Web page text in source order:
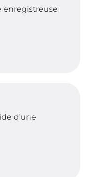
enregistreuse
d’une